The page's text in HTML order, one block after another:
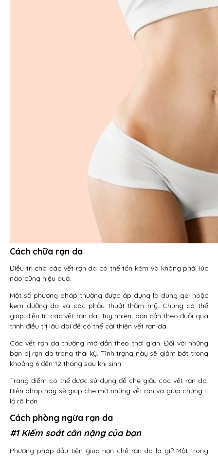
Cách chữa rạn da
Điều trị cho các vết rạn da có thể tốn kém và không phải lúc
nào cũng hiệu quả.
Một số phương pháp thường được áp dụng là dùng gel hoặc
kem dưỡng da và các phẫu thuật thẩm mỹ. Chúng có thể
giúp điều trị các vết rạn da. Tuy nhiên, bạn cần theo đuổi quá
trình điều trị lâu dài để có thể cải thiện vết rạn da.
Các vết rạn da thường mờ dần theo thời gian. Đối với những
bạn bị rạn da trong thai kỳ. Tình trạng này sẽ giảm bớt trong
khoảng 6 đến 12 tháng sau khi sinh.
Trang điểm có thể được sử dụng để che giấu các vết rạn da.
Biện pháp này sẽ giúp che mờ những vết rạn và giúp chúng ít
lộ rõ hơn.
Cách phòng ngừa rạn da
#1 Kiểm soát cân nặng của bạn
Phương pháp đầu tiện giúp hạn chế rạn da là gì? Một trong